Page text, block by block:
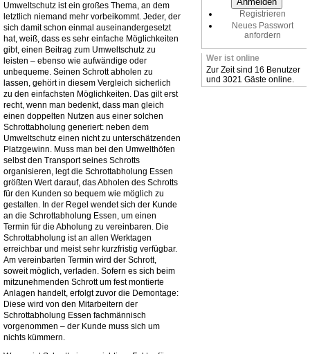
Umweltschutz ist ein großes Thema, an dem
letztlich niemand mehr vorbeikommt. Jeder, der
sich damit schon einmal auseinandergesetzt
hat, weiß, dass es sehr einfache Möglichkeiten
gibt, einen Beitrag zum Umweltschutz zu
leisten – ebenso wie aufwändige oder
unbequeme. Seinen Schrott abholen zu
lassen, gehört in diesem Vergleich sicherlich
zu den einfachsten Möglichkeiten. Das gilt erst
recht, wenn man bedenkt, dass man gleich
einen doppelten Nutzen aus einer solchen
Schrottabholung generiert: neben dem
Umweltschutz einen nicht zu unterschätzenden
Platzgewinn. Muss man bei den Umwelthöfen
selbst den Transport seines Schrotts
organisieren, legt die Schrottabholung Essen
größten Wert darauf, das Abholen des Schrotts
für den Kunden so bequem wie möglich zu
gestalten. In der Regel wendet sich der Kunde
an die Schrottabholung Essen, um einen
Termin für die Abholung zu vereinbaren. Die
Schrottabholung ist an allen Werktagen
erreichbar und meist sehr kurzfristig verfügbar.
Am vereinbarten Termin wird der Schrott,
soweit möglich, verladen. Sofern es sich beim
mitzunehmenden Schrott um fest montierte
Anlagen handelt, erfolgt zuvor die Demontage:
Diese wird von den Mitarbeitern der
Schrottabholung Essen fachmännisch
vorgenommen – der Kunde muss sich um
nichts kümmern.
Registrieren
Neues Passwort
anfordern
Wer ist online
Zur Zeit sind 16 Benutzer
und 3021 Gäste online.